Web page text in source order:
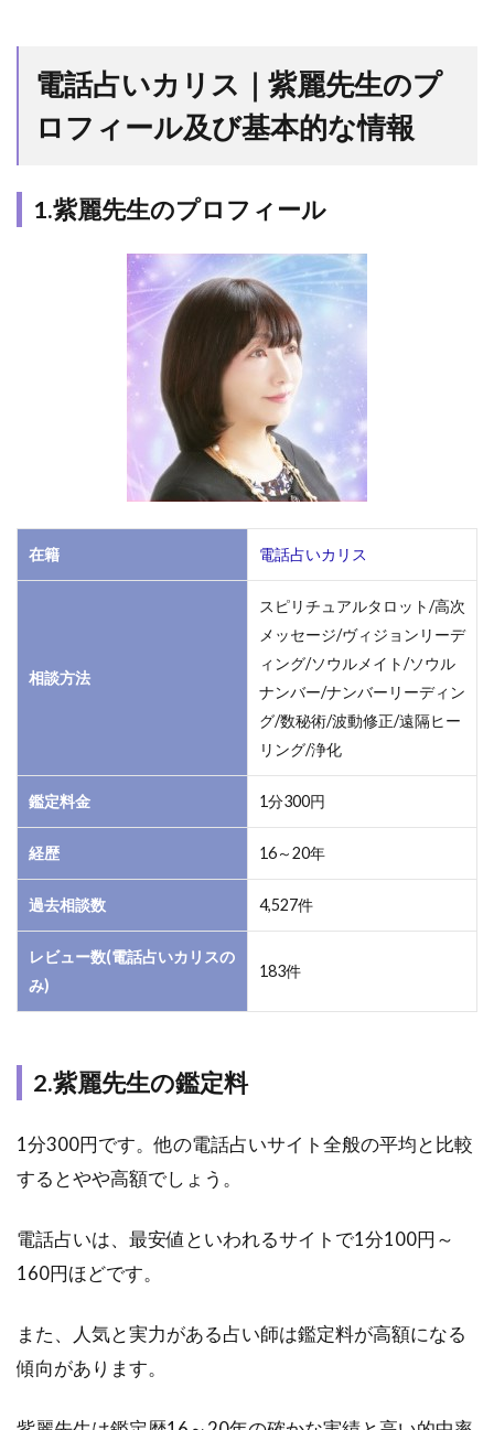
い
カ
リ
紫
麗
的
な
1.紫
フィ
ール
麗先
生の
鑑定
料
生が
扱う
1.4
4.紫
得意
な相
電話占いカリス｜紫麗先生のプ
ロフィール及び基本的な情報
1.紫麗先生のプロフィール
在籍 電話占いカリス
相談方法
スピリチュアルタロット/高次
メッセージ/ヴィジョンリーデ
ィング/ソウルメイト/ソウル
ナンバー/ナンバーリーディン
グ/数秘術/波動修正/遠隔ヒー
リング/浄化
鑑定料金 1分300円
経歴 16～20年
過去相談数 4,527件
レビュー数(電話占いカリスの
み)
183件
2.紫麗先生の鑑定料
1分300円です。他の電話占いサイト全般の平均と比較
するとやや高額でしょう。
電話占いは、最安値といわれるサイトで1分100円～
160円ほどです。
また、人気と実力がある占い師は鑑定料が高額になる
傾向があります。